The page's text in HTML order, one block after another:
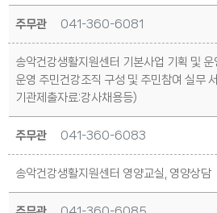
주무관 041-360-6081
송악건강생활지원센터 기본사업 기획 및 운
운영 주민건강조직 구성 및 주민참여 실무
기관제출자료:강사채용등)
주무관 041-360-6083
송악건강생활지원센터 영양교실, 영양상담